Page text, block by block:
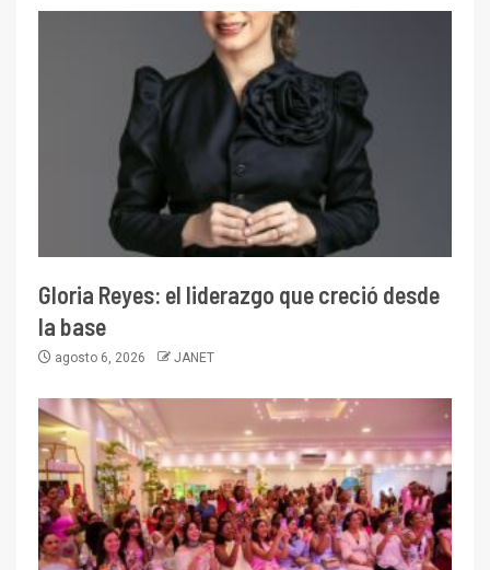
Gloria Reyes: el liderazgo que creció desde
la base
agosto 6, 2026 JANET